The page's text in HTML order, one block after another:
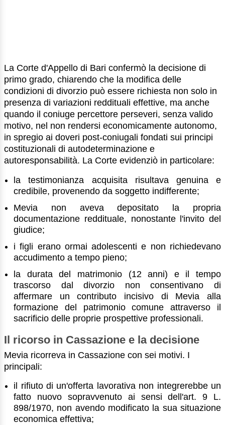
La Corte d'Appello di Bari confermò la decisione di
primo grado, chiarendo che la modifica delle
condizioni di divorzio può essere richiesta non solo in
presenza di variazioni reddituali effettive, ma anche
quando il coniuge percettore perseveri, senza valido
motivo, nel non rendersi economicamente autonomo,
in spregio ai doveri post-coniugali fondati sui principi
costituzionali di autodeterminazione e
autoresponsabilità. La Corte evidenziò in particolare:
la testimonianza acquisita risultava genuina e
credibile, provenendo da soggetto indifferente;
Mevia non aveva depositato la propria
documentazione reddituale, nonostante l'invito del
giudice;
i figli erano ormai adolescenti e non richiedevano
accudimento a tempo pieno;
la durata del matrimonio (12 anni) e il tempo
trascorso dal divorzio non consentivano di
affermare un contributo incisivo di Mevia alla
formazione del patrimonio comune attraverso il
sacrificio delle proprie prospettive professionali.
Il ricorso in Cassazione e la decisione
Mevia ricorreva in Cassazione con sei motivi. I
principali:
il rifiuto di un'offerta lavorativa non integrerebbe un
fatto nuovo sopravvenuto ai sensi dell'art. 9 L.
898/1970, non avendo modificato la sua situazione
economica effettiva;